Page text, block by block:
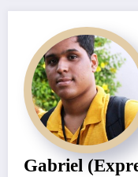
Gabriel